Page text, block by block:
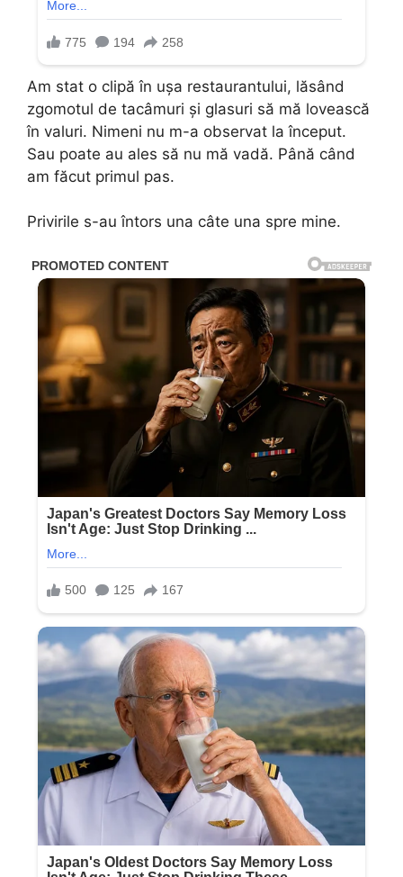
Am stat o clipă în ușa restaurantului, lăsând
zgomotul de tacâmuri și glasuri să mă lovească
în valuri. Nimeni nu m-a observat la început.
Sau poate au ales să nu mă vadă. Până când
am făcut primul pas.
Privirile s-au întors una câte una spre mine.